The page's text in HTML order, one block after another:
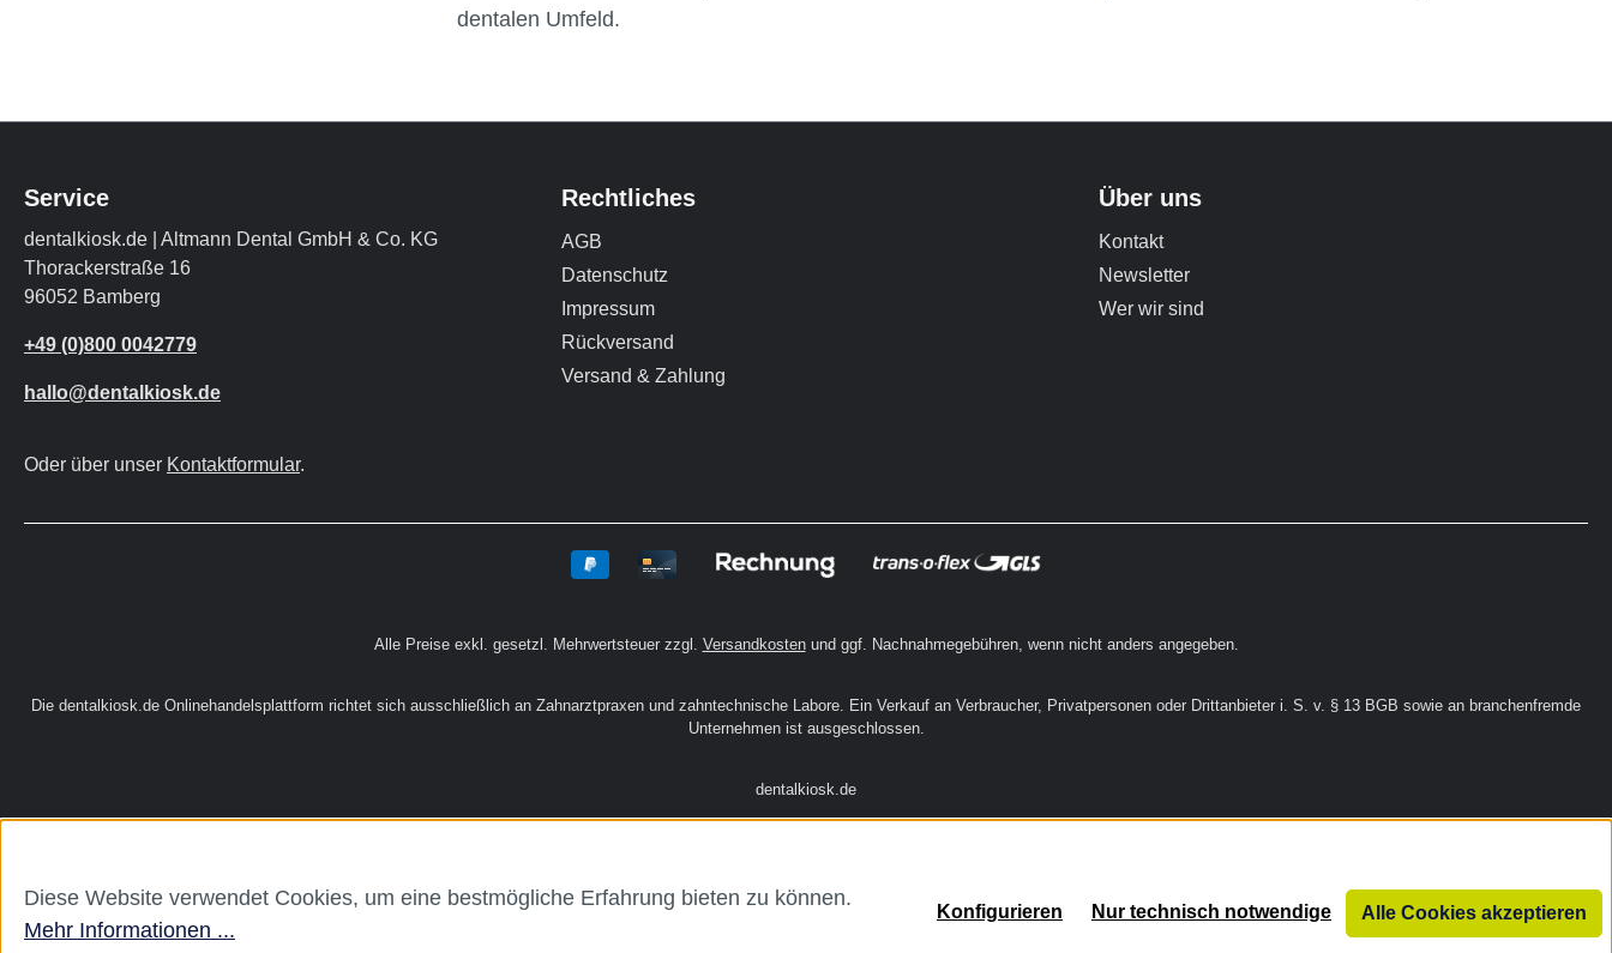
dentalen Umfeld.
Service
dentalkiosk.de | Altmann Dental GmbH & Co. KG
Thorackerstraße 16
96052 Bamberg
+49 (0)800 0042779
hallo@dentalkiosk.de
Oder über unser Kontaktformular.
Rechtliches
AGB
Datenschutz
Impressum
Rückversand
Versand & Zahlung
Über uns
Kontakt
Newsletter
Wer wir sind
Alle Preise exkl. gesetzl. Mehrwertsteuer zzgl. Versandkostenund ggf. Nachnahmegebühren, wenn nicht anders angegeben.
Die dentalkiosk.de Onlinehandelsplattform richtet sich ausschließlich an Zahnarztpraxen und zahntechnische Labore. Ein Verkauf an Verbraucher, Privatpersonen oder Drittanbieter i. S. v. § 13 BGB sowie an branchenfremde
Unternehmen ist ausgeschlossen.
dentalkiosk.de
Diese Website verwendet Cookies, um eine bestmögliche Erfahrung bieten zu können.
Mehr Informationen ...
Nur technisch notwendige
Konfigurieren Alle Cookies akzeptieren